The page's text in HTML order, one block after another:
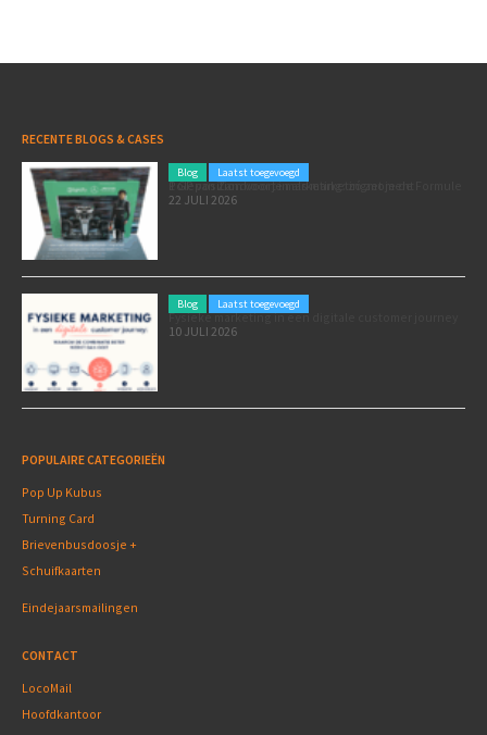
RECENTE BLOGS & CASES
Blog Laatst toegevoegd
Poleposition voor je marketing: zó zet je de Formule 1 GP van Zandvoort in als marketingmoment
22 JULI 2026
Blog Laatst toegevoegd
Fysieke marketing in een digitale customer journey
10 JULI 2026
POPULAIRE CATEGORIEËN
Pop Up Kubus
Turning Card
Brievenbusdoosje +
Schuifkaarten
Eindejaarsmailingen
CONTACT
LocoMail
Hoofdkantoor